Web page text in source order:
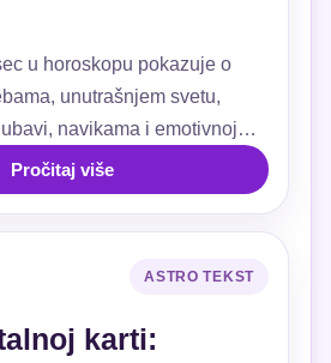
u horoskopu pokazuje o
unutrašnjem svetu,
navikama i emotivnoj
Pročitaj više
ASTRO TEKST
karti: